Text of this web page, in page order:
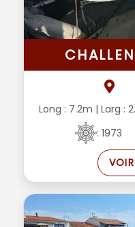
Long : 7.2m | Larg :
: 1973